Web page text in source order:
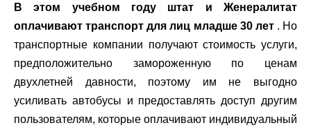
В этом учебном году штат и Женералитат
оплачивают транспорт для лиц младше 30 лет. Но
транспортные компании получают стоимость услуги,
предположительно замороженную по ценам
двухлетней давности, поэтому им не выгодно
усиливать автобусы и предоставлять доступ другим
пользователям, которые оплачивают индивидуальный